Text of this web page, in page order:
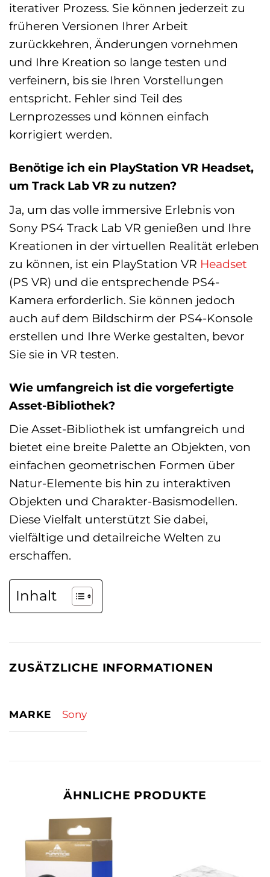
iterativer Prozess. Sie können jederzeit zu
früheren Versionen Ihrer Arbeit
zurückkehren, Änderungen vornehmen
und Ihre Kreation so lange testen und
verfeinern, bis sie Ihren Vorstellungen
entspricht. Fehler sind Teil des
Lernprozesses und können einfach
korrigiert werden.
Benötige ich ein PlayStation VR Headset,
um Track Lab VR zu nutzen?
Ja, um das volle immersive Erlebnis von
Sony PS4 Track Lab VR genießen und Ihre
Kreationen in der virtuellen Realität erleben
zu können, ist ein PlayStation VR Headset
(PS VR) und die entsprechende PS4-
Kamera erforderlich. Sie können jedoch
auch auf dem Bildschirm der PS4-Konsole
erstellen und Ihre Werke gestalten, bevor
Sie sie in VR testen.
Wie umfangreich ist die vorgefertigte
Asset-Bibliothek?
Die Asset-Bibliothek ist umfangreich und
bietet eine breite Palette an Objekten, von
einfachen geometrischen Formen über
Natur-Elemente bis hin zu interaktiven
Objekten und Charakter-Basismodellen.
Diese Vielfalt unterstützt Sie dabei,
vielfältige und detailreiche Welten zu
erschaffen.
Inhalt
ZUSÄTZLICHE INFORMATIONEN
MARKE Sony
ÄHNLICHE PRODUKTE